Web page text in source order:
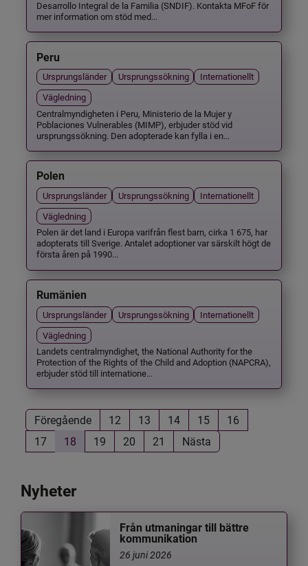
Desarrollo Integral de la Familia (SNDIF). Kontakta MFoF för
mer information om stöd med...
Peru
Ursprungsländer Ursprungssökning
Internationellt
Vägledning
Centralmyndigheten i Peru, Ministerio de la Mujer y
Poblaciones Vulnerables (MIMP), erbjuder stöd vid
ursprungssökning. Den adopterade kan fylla i en...
Polen
Ursprungsländer Ursprungssökning
Internationellt
Vägledning
Polen är det land i Europa varifrån flest barn, cirka 1 675, har
adopterats till Sverige. Antalet adoptioner var särskilt högt de
första åren på 1990...
Rumänien
Ursprungsländer Ursprungssökning
Internationellt
Vägledning
Landets centralmyndighet, the National Authority for the
Protection of the Rights of the Child and Adoption (NAPCRA),
erbjuder stöd till internatione...
Föregående 12 13 14 15
16
17
18 19 20 21 Nästa
Nyheter
Från utmaningar till bättre
kommunikation
26 juni 2026